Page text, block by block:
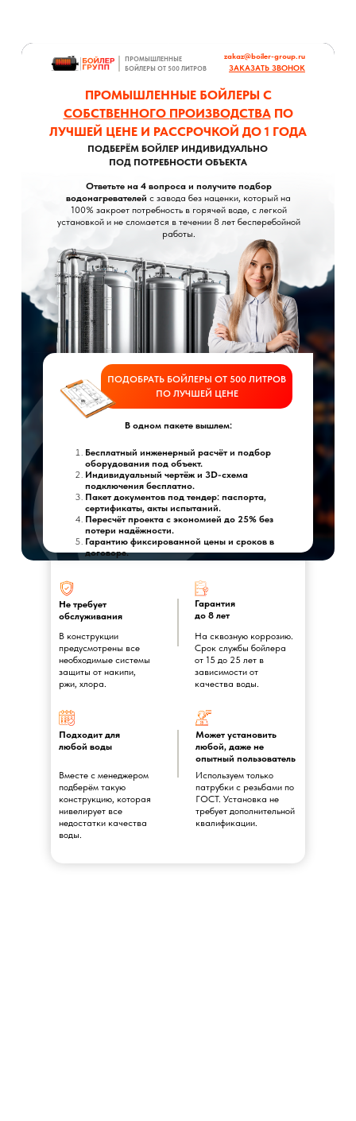
Ответьте на 4 вопроса и получите подбор
водонагревателей с завода без наценки, который на
100% закроет потребность в горячей воде, с легкой
установкой и не сломается в течении 8 лет бесперебойной
работы.
В одном пакете вышлем:
Бесплатный инженерный расчёт и подбор
оборудования под объект.
Индивидуальный чертёж и 3D-схема
подключения бесплатно.
Пакет документов под тендер: паспорта,
сертификаты, акты испытаний.
Пересчёт проекта с экономией до 25% без
потери надёжности.
Гарантию фиксированной цены и сроков в
договоре.
ПРОМЫШЛЕННЫЕ БОЙЛЕРЫ С
СОБСТВЕННОГО ПРОИЗВОДСТВАПО
ЛУЧШЕЙ ЦЕНЕ И РАССРОЧКОЙ ДО 1 ГОДА
ПОДБЕРЁМ БОЙЛЕР ИНДИВИДУАЛЬНО
ПОД ПОТРЕБНОСТИ ОБЪЕКТА
Не требует
обслуживания
В конструкции
предусмотрены все
необходимые системы
защиты от накипи,
ржи, хлора.
Гарантия
до 8 лет
ПРОМЫШЛЕННЫЕ
БОЙЛЕРЫ ОТ 500 ЛИТРОВ
На сквозную коррозию.
Срок службы бойлера
от 15 до 25 лет в
зависимости от
качества воды.
Подходит для
любой воды
Вместе с менеджером
подберём такую
конструкцию, которая
нивелирует все
недостатки качества
воды.
Может установить
любой, даже не
опытный пользователь
Используем только
патрубки с резьбами по
ГОСТ. Установка не
требует дополнительной
квалификации.
zakaz@boiler-group.ru
ЗАКАЗАТЬ ЗВОНОК
ПОДОБРАТЬ БОЙЛЕРЫ ОТ 500 ЛИТРОВ
ПО ЛУЧШЕЙ ЦЕНЕ